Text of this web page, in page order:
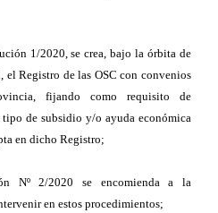
1/2020, se crea, bajo la órbita de
Registro de las OSC con convenios
fijando como requisito de
de subsidio y/o ayuda económica
en dicho Registro;
Nº 2/2020 se encomienda a la
en estos procedimientos;